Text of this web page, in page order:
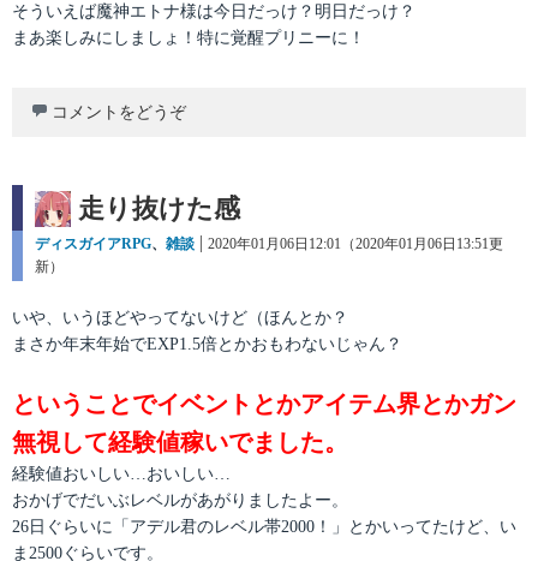
そういえば魔神エトナ様は今日だっけ？明日だっけ？
まあ楽しみにしましょ！特に覚醒プリニーに！
コメントをどうぞ
走り抜けた感
カ
テ
リ
ー
ディスガイアRPG、 雑談
投
2020年01月06日12:01（2020年01月06日13:51更
新）
いや、いうほどやってないけど（ほんとか？
まさか年末年始でEXP1.5倍とかおもわないじゃん？
ということでイベントとかアイテム界とかガン
無視して経験値稼いでました。
経験値おいしい…おいしい…
おかげでだいぶレベルがあがりましたよー。
26日ぐらいに「アデル君のレベル帯2000！」とかいってたけど、い
ま2500ぐらいです。